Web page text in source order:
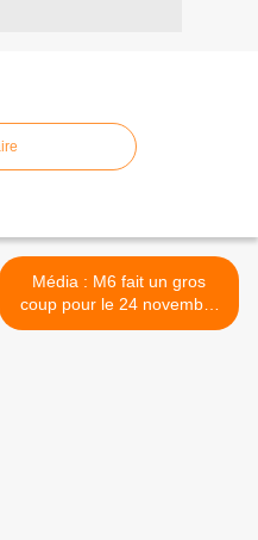
Média : M6 fait un gros
coup pour le 24 novembre
2016 >